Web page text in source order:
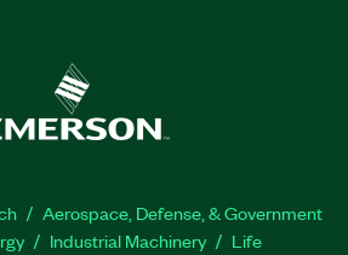
Aerospace, Defense, & Government
Industrial Machinery
Life